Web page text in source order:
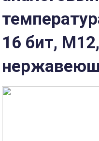
16 бит, M12,